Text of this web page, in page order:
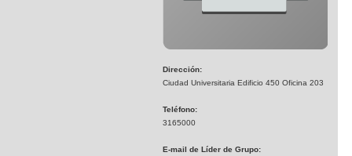
Dirección:
Ciudad Universitaria Edificio 450 Oficina 203
Teléfono:
3165000
E-mail de Líder de Grupo: